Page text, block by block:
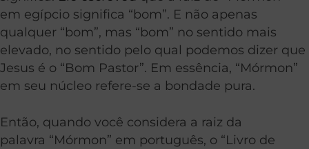
em egípcio significa “bom”. E não apenas
qualquer “bom”, mas “bom” no sentido mais
elevado, no sentido pelo qual podemos dizer que
Jesus é o “Bom Pastor”. Em essência, “Mórmon”
em seu núcleo refere-se a bondade pura.
Então, quando você considera a raiz da
palavra “Mórmon” em português, o “Livro de